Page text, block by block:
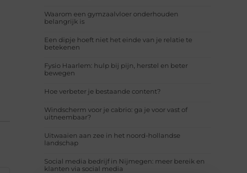
Waarom een gymzaalvloer onderhouden
belangrijk is
Een dipje hoeft niet het einde van je relatie te
betekenen
Fysio Haarlem: hulp bij pijn, herstel en beter
bewegen
Hoe verbeter je bestaande content?
Windscherm voor je cabrio: ga je voor vast of
uitneembaar?
Uitwaaien aan zee in het noord-hollandse
landschap
Social media bedrijf in Nijmegen: meer bereik en
klanten via social media